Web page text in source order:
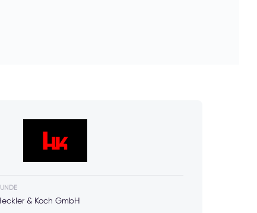
& Koch GmbH